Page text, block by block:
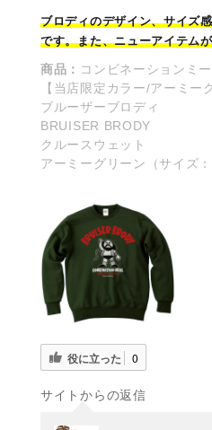
ブロディのデザイン、サイズ
です。また、ニューアイテム
商品： コンビネーションミ
【当店限定カラー/アーミー
ブルーザーブロディ
BRUISER BRODY
クルースウェット
アーミーグリーン（サイズ：
役に立った 0
サイトからの返信